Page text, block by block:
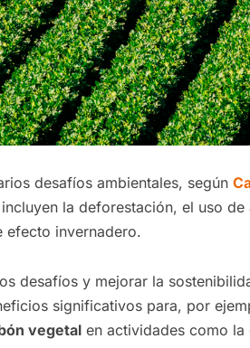
desafíos ambientales, según
la deforestación, el uso
efecto invernadero.
desafíos y mejorar la
significativos para, por
vegetal en actividades como